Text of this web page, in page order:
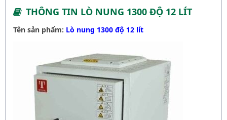
THÔNG TIN LÒ NUNG 1300 ĐỘ 12 LÍT
Tên sản phẩm: Lò nung 1300 độ 12 lít